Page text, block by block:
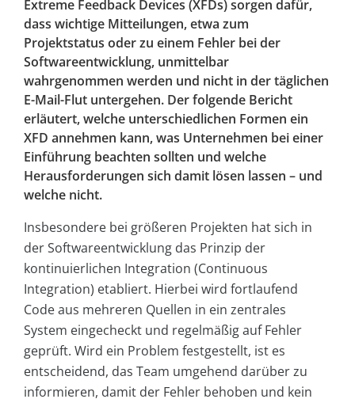
Extreme Feedback Devices (XFDs) sorgen dafür,
dass wichtige Mitteilungen, etwa zum
Projektstatus oder zu einem Fehler bei der
Softwareentwicklung, unmittelbar
wahrgenommen werden und nicht in der täglichen
E-Mail-Flut untergehen. Der folgende Bericht
erläutert, welche unterschiedlichen Formen ein
XFD annehmen kann, was Unternehmen bei einer
Einführung beachten sollten und welche
Herausforderungen sich damit lösen lassen – und
welche nicht.
Insbesondere bei größeren Projekten hat sich in
der Softwareentwicklung das Prinzip der
kontinuierlichen Integration (Continuous
Integration) etabliert. Hierbei wird fortlaufend
Code aus mehreren Quellen in ein zentrales
System eingecheckt und regelmäßig auf Fehler
geprüft. Wird ein Problem festgestellt, ist es
entscheidend, das Team umgehend darüber zu
informieren, damit der Fehler behoben und kein